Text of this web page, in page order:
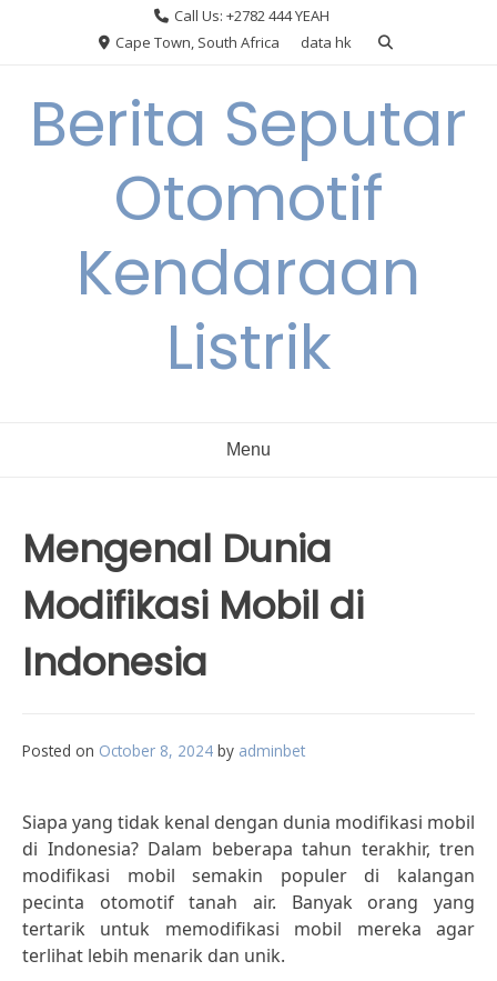
Call Us: +2782 444 YEAH
Cape Town, South Africa
data hk
Berita Seputar
Otomotif
Kendaraan
Listrik
Menu
Mengenal Dunia
Modifikasi Mobil di
Indonesia
Posted on October 8, 2024 by adminbet
Siapa yang tidak kenal dengan dunia modifikasi mobil
di Indonesia? Dalam beberapa tahun terakhir, tren
modifikasi mobil semakin populer di kalangan
pecinta otomotif tanah air. Banyak orang yang
tertarik untuk memodifikasi mobil mereka agar
terlihat lebih menarik dan unik.